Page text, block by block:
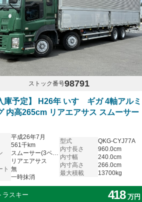
ストック番号98791
庫予定】 H26年 いすゞギガ 4軸アルミ
内高265cm リアエアサス スムーサー
平成26年7月
561千km
スムーサー(3ペダル)
リアエアサス
ト 無
一時抹消
型式
QKG-CYJ77A
内寸長さ
960.0cm
内寸幅
240.0cm
内寸高さ
266.0cm
最大積載
13700kg
ラスキー 418万円